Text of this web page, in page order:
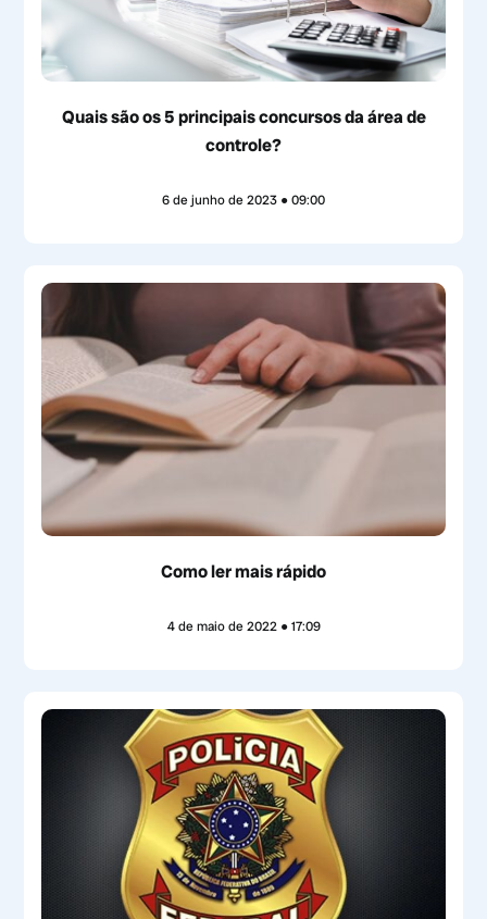
Quais são os 5 principais concursos da área de
controle?
6 de junho de 2023 09:00
Como ler mais rápido
4 de maio de 2022 17:09